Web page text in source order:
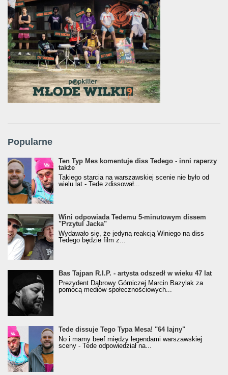
Popularne
Ten Typ Mes komentuje diss Tedego - inni raperzy
także
Takiego starcia na warszawskiej scenie nie było od
wielu lat - Tede zdissował...
Wini odpowiada Tedemu 5-minutowym dissem
"Przytul Jacka"
Wydawało się, że jedyną reakcją Winiego na diss
Tedego będzie film z...
Bas Tajpan R.I.P. - artysta odszedł w wieku 47 lat
Prezydent Dąbrowy Górniczej Marcin Bazylak za
pomocą mediów społecznościowych...
Tede dissuje Tego Typa Mesa! "64 lajny"
No i mamy beef między legendami warszawskiej
sceny - Tede odpowiedział na...